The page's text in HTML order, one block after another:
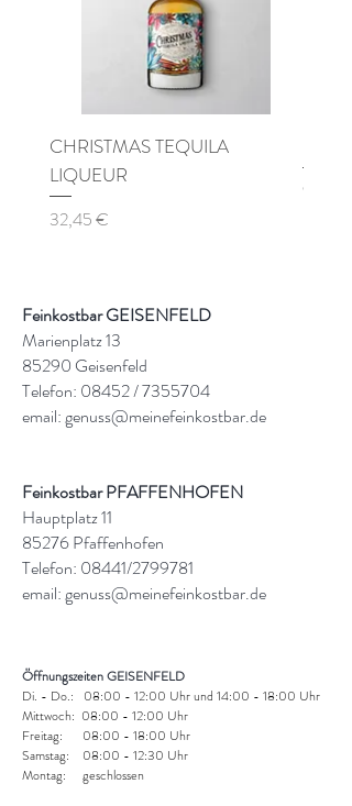
CHRISTMAS TEQUILA
LIQUEUR
Preis
32,45 €
Preis
9,90 €
Feinkostbar GEISENFELD
Marienplatz 13
85290 Geisenfeld
Telefon: 08452 /7355704
email:genuss@meinefeinkostbar.de
Feinkostbar PFAFFENHOFEN
Hauptplatz 11
85276 Pfaffenhofen
Telefon: 08441/2799781
email:genuss@meinefeinkostbar.de
Öffnungszeiten GEISENFELD
Di. - Do.: 08:00 - 12:00 Uhr und 14:00 - 18:00 Uhr
Mittwoch: 08:00 - 12:00 Uhr
Freitag: 08:00 - 18:00 Uhr
Samstag: 08:00 - 12:30 Uhr
Montag: geschlossen